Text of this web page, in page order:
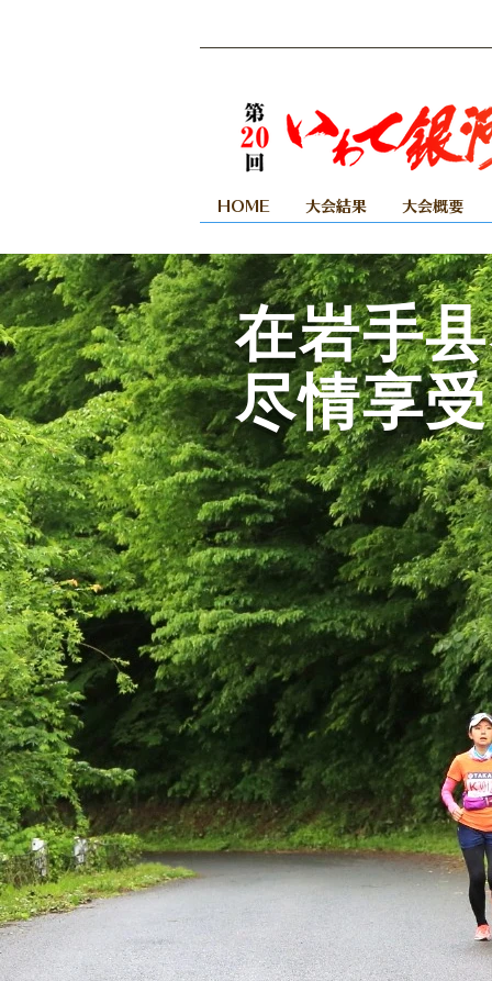
HOME 大会結果 大会概要
在岩手
尽情享